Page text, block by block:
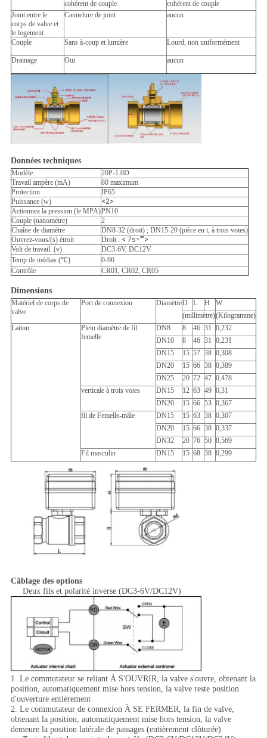
cohérent de couple
cohérent de couple
Joint entre le
corps de valve et
le logement
Cannelure de joint aucun
Couple Sans à-coup et lumière Lourd, non uniformément
Drainage Oui aucun
Données techniques
Modèle
20P-1.0D
Travail ampère (mA)
80 maximum
Protection
IP65
Puissance (w)
<2>
Actionnez la pression (le MPA)PN10
Couple (nanomètre)
2
Chaîne de diamètre
DN8-32 (droit) ; DN15-20 (pièce en t, à trois voies)
Ouvrez-vous/(s) étroit
Droit :< 7s="">
Volt de travail. (v)
DC3-6V, DC12V
Temp de médias (℃)
0-90
Contrôle
CR01, CR02, CR05
Dimensions
Matériel de corps de
valve
Port de connexion DiamètreD L H
W
(millimètre)(Kilogramme)
Laiton
Plein diamètre de fil
femelle
DN8 8 46 31
0,232
DN10
8 46 31
0,231
DN15
15 57 38 0,308
DN20
15 66 38 0,389
DN25
20 72 47 0,478
verticale à trois voies
DN15 12 63 49 0,31
DN20
15 66 53 0,367
fil de Femelle-mâle
DN15 15 63 38 0,307
DN20
15 66 38 0,337
DN32
20 76 50 0,569
Fil masculin
DN15 15 68 38 0,299
Câblage des options
Deux fils et polarité inverse (DC3-6V/DC12V)
1. Le commutateur se reliant À S'OUVRIR, la valve s'ouvre, obtenant la
position, automatiquement mise hors tension, la valve reste position
d'ouverture entièrement
2. Le commutateur de connexion À SE FERMER, la fin de valve,
obtenant la position, automatiquement mise hors tension, la valve
demeure la position latérale de passages (entièrement clôturée)